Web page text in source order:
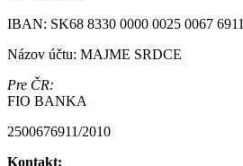
IBAN: SK68 8330 0000 0025 0067 6911
Názov účtu: MAJME SRDCE
Pre ČR:
FIO BANKA
2500676911/2010
Kontakt: